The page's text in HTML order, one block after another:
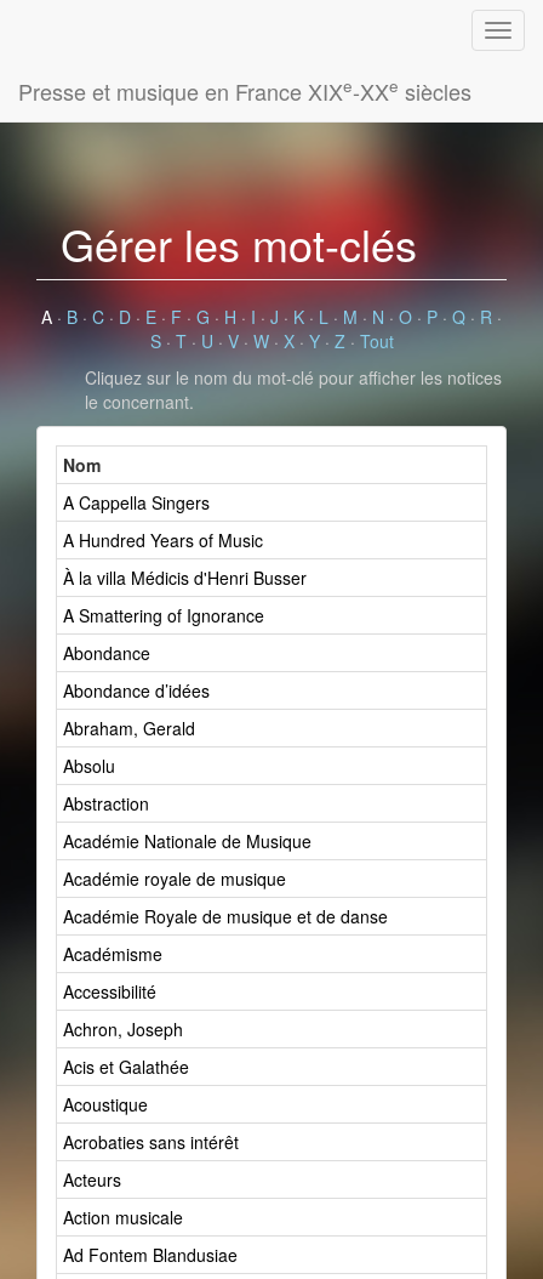
Presse et musique en France XIXe-XXe siècles
Gérer les mot-clés
A · B · C · D · E · F · G · H · I · J · K · L · M · N · O · P · Q · R ·
S· T· U · V· W· X· Y· Z· Tout
Cliquez sur le nom du mot-clé pour afficher les notices
le concernant.
Nom
A Cappella Singers
A Hundred Years of Music
À la villa Médicis d'Henri Busser
A Smattering of Ignorance
Abondance
Abondance d’idées
Abraham, Gerald
Absolu
Abstraction
Académie Nationale de Musique
Académie royale de musique
Académie Royale de musique et de danse
Académisme
Accessibilité
Achron, Joseph
Acis et Galathée
Acoustique
Acrobaties sans intérêt
Acteurs
Action musicale
Ad Fontem Blandusiae